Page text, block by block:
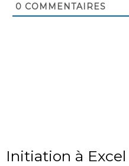
0 COMMENTAIRES
Initiation à Excel